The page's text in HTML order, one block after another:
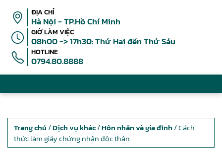
ĐỊA CHỈ
Hà Nội - TP.Hồ Chí Minh
GIỜ LÀM VIỆC
08h00 -> 17h30: Thứ Hai đến Thứ Sáu
HOTLINE
0794.80.8888
Trang chủ /Dịch vụ khác/Hôn nhân và gia đình / Cách
thức làm giấy chứng nhận độc thân